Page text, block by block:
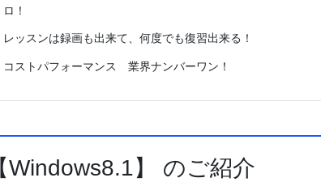
ロ！
レッスンは録画も出来て、何度でも復習出来る！
コストパフォーマンス 業界ナンバーワン！
】 のご紹介